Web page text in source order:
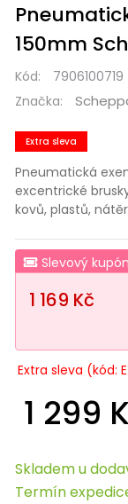
150mm
Kód:
7906100719
Značka:
Extra sleva
Pneumatická
excentrické
kovů, plastů,
Slevový kupón
1 169 Kč
Extra sleva (kód:
1 299
Skladem u
Termín